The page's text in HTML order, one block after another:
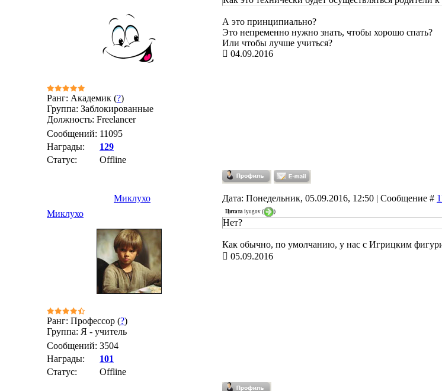
Ранг: Академик (?)
Группа: Заблокированные
Должность: Freelancer
Сообщений: 11095
Награды:
129
Статус:
Offline
А это принципиально?
Это непременно нужно знать, чтобы хорошо спать?
Или чтобы лучше учиться?
04.09.2016
Миклухо Дата: Понедельник, 05.09.2016, 12:50 | Сообщение #
Миклухо
Ранг: Профессор (?)
Группа: Я - учитель
Сообщений: 3504
Награды:
101
Статус:
Offline
Цитата iyugov ( )
Нет?
Как обычно, по умолчанию, у нас с Игрицким
05.09.2016